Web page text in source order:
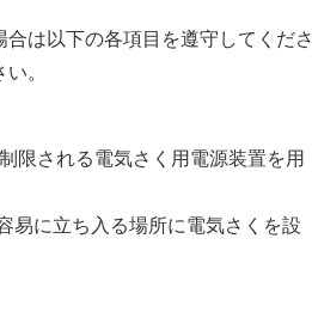
は以下の各項目を遵守してくださ
。
限される電気さく用電源装置を用
易に立ち入る場所に電気さくを設